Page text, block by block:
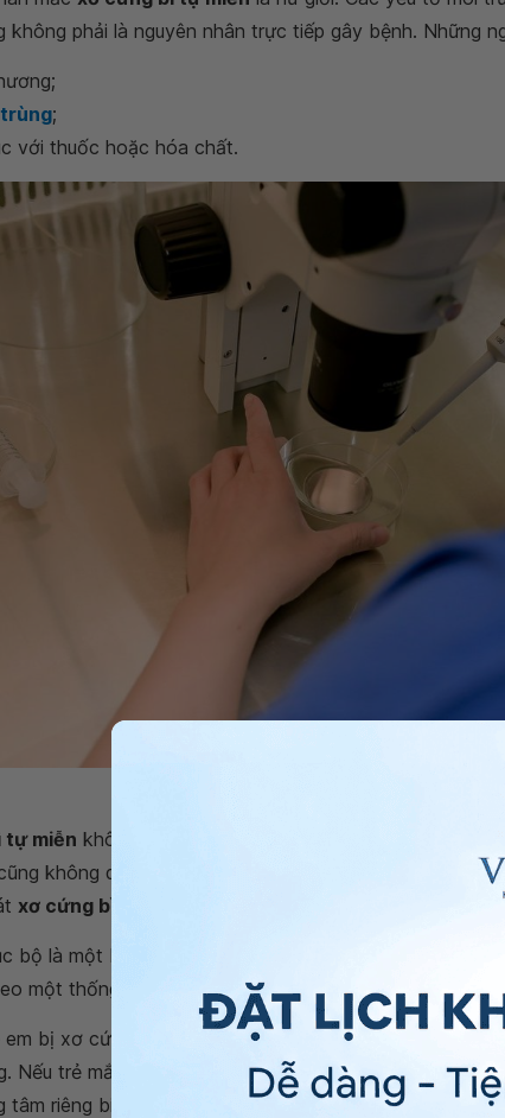
không phải là nguyên nhân trực tiếp gây bệnh. Những
;
với thuốc hoặc hóa chất.
tự miễn không phải là bệnh truyền nhiễm, do đó sẽ
không di truyền từ cha mẹ sang con, mặc dù một
xơ cứng bì cục bộ
bộ là một bệnh hiếm gặp, chưa ước tính được chính
một thống kê, cứ 100.000 trẻ em thì sẽ có 50 bé bị
bị xơ cứng cục bộ không phải thay đổi quá nhiều
Nếu trẻ mắc bệnh nặng, ảnh hưởng đến khả năng đi
tâm riêng biệt. Phụ huynh nên khuyến khích bệnh nhi